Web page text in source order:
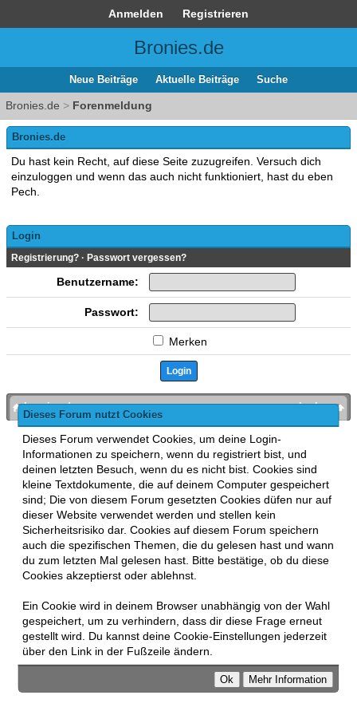
Anmelden Registrieren
Bronies.de
Neue Beiträge Aktuelle Beiträge Suche
Bronies.de > Forenmeldung
Dieses Forum nutzt Cookies
Dieses Forum verwendet Cookies, um deine Login-
Informationen zu speichern, wenn du registriert bist, und
deinen letzten Besuch, wenn du es nicht bist. Cookies sind
kleine Textdokumente, die auf deinem Computer gespeichert
sind; Die von diesem Forum gesetzten Cookies düfen nur auf
dieser Website verwendet werden und stellen kein
Sicherheitsrisiko dar. Cookies auf diesem Forum speichern
auch die spezifischen Themen, die du gelesen hast und wann
du zum letzten Mal gelesen hast. Bitte bestätige, ob du diese
Cookies akzeptierst oder ablehnst.
Ein Cookie wird in deinem Browser unabhängig von der Wahl
gespeichert, um zu verhindern, dass dir diese Frage erneut
gestellt wird. Du kannst deine Cookie-Einstellungen jederzeit
über den Link in der Fußzeile ändern.
Bronies.de
Du hast kein Recht, auf diese Seite zuzugreifen. Versuch dich
einzuloggen und wenn das auch nicht funktioniert, hast du eben
Pech.
Login
Registrierung? · Passwort vergessen?
Benutzername:
Passwort:
Merken
nach oben
bronies.de
MyBB , mobile Fassung: MyBB GoMobile
Zur Desktop-Version wechseln
This forum usesLukasz TkaczMyBB addons.